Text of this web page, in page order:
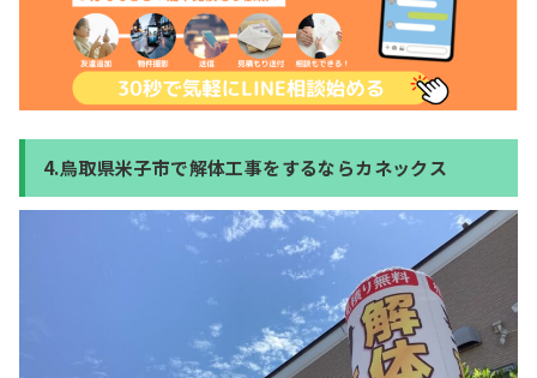
4.鳥取県米子市で解体工事をするならカネックス